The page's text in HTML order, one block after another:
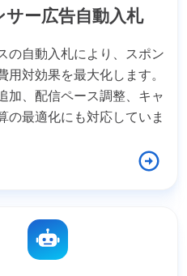
サー広告自動入札
の自動入札により、スポン
用対効果を最大化します。
加、配信ペース調整、キャ
の最適化にも対応していま